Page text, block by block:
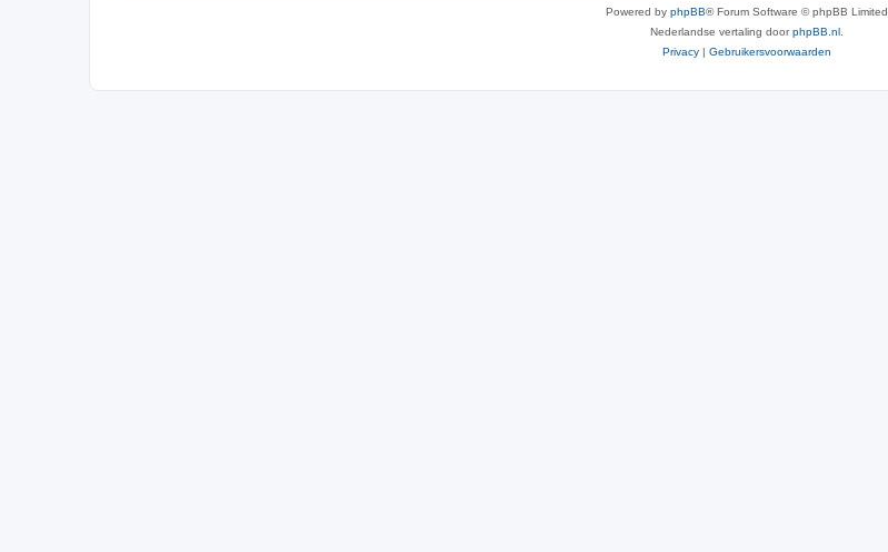
Powered by phpBB® Forum Software © phpBB Limited
Nederlandse vertaling doorphpBB.nl
Privacy | Gebruikersvoorwaarden